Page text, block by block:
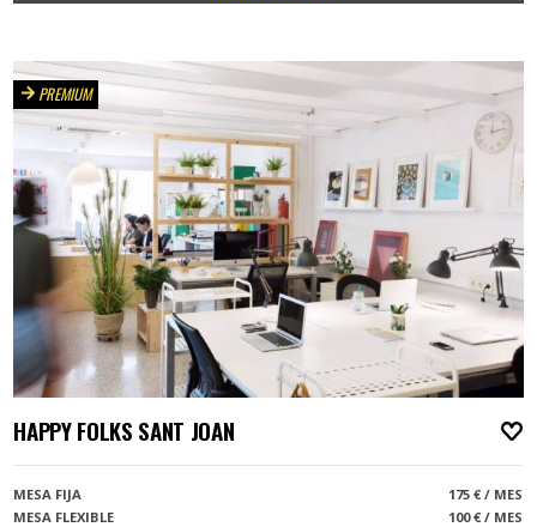
PREMIUM
HAPPY FOLKS SANT JOAN
MESA FIJA
175 € / MES
MESA FLEXIBLE
100 € / MES